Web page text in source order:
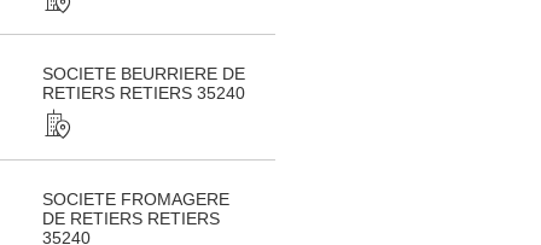
SOCIETE BEURRIERE DE
RETIERS RETIERS 35240
SOCIETE FROMAGERE
DE RETIERS RETIERS
35240